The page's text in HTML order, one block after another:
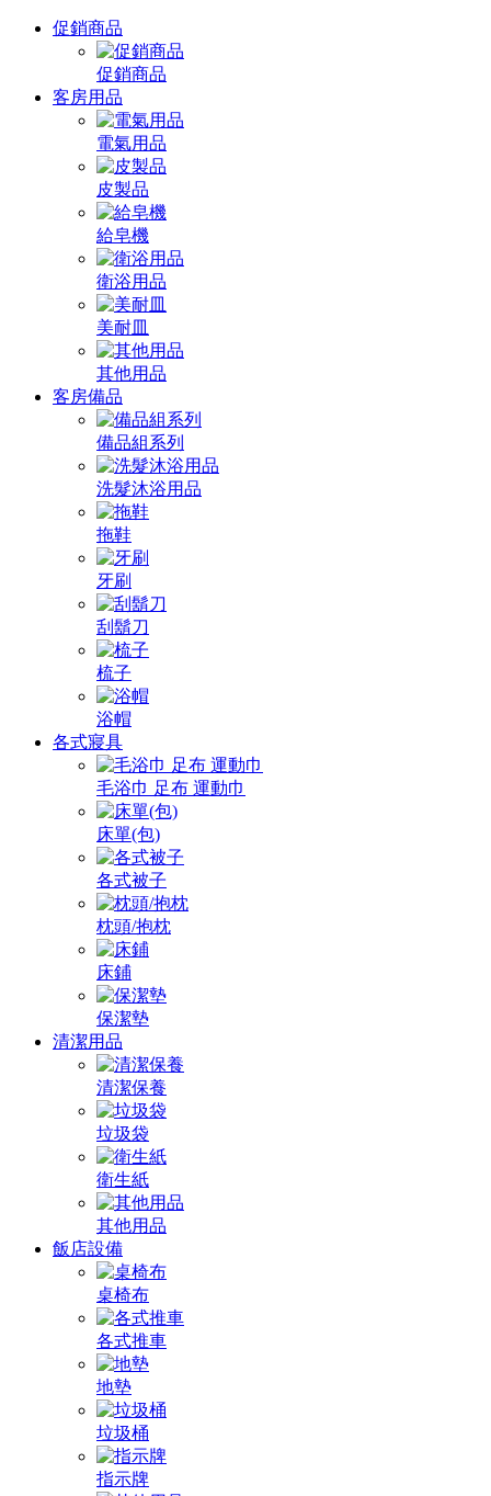
促銷商品
促銷商品
客房用品
電氣用品
皮製品
給皂機
衛浴用品
美耐皿
其他用品
客房備品
備品組系列
洗髮沐浴用品
拖鞋
牙刷
刮鬍刀
梳子
浴帽
各式寢具
毛浴巾 足布 運動巾
床單(包)
各式被子
枕頭/抱枕
床鋪
保潔墊
清潔用品
清潔保養
垃圾袋
衛生紙
其他用品
飯店設備
桌椅布
各式推車
地墊
垃圾桶
指示牌